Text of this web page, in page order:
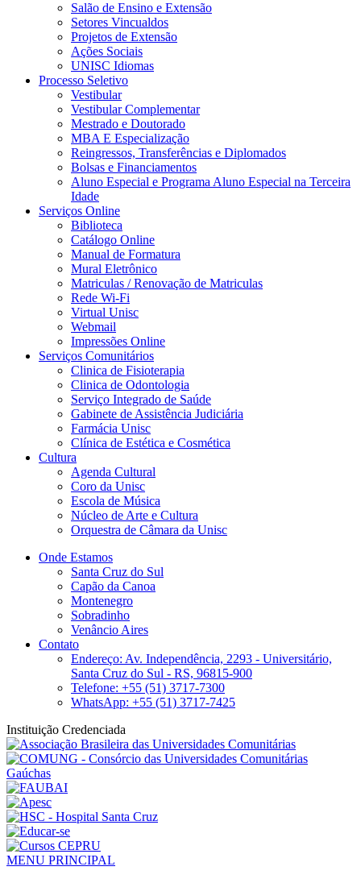
Salão de Ensino e Extensão
Setores Vincualdos
Projetos de Extensão
Ações Sociais
UNISC Idiomas
Processo Seletivo
Vestibular
Vestibular Complementar
Mestrado e Doutorado
MBA E Especialização
Reingressos, Transferências e Diplomados
Bolsas e Financiamentos
Aluno Especial e Programa Aluno Especial na Terceira
Idade
Serviços Online
Biblioteca
Catálogo Online
Manual de Formatura
Mural Eletrônico
Matriculas / Renovação de Matriculas
Rede Wi-Fi
Virtual Unisc
Webmail
Impressões Online
Serviços Comunitários
Clinica de Fisioterapia
Clinica de Odontologia
Serviço Integrado de Saúde
Gabinete de Assistência Judiciária
Farmácia Unisc
Clínica de Estética e Cosmética
Cultura
Agenda Cultural
Coro da Unisc
Escola de Música
Núcleo de Arte e Cultura
Orquestra de Câmara da Unisc
Onde Estamos
Santa Cruz do Sul
Capão da Canoa
Montenegro
Sobradinho
Venâncio Aires
Contato
Endereço: Av. Independência, 2293 - Universitário,
Santa Cruz do Sul - RS, 96815-900
Telefone: +55 (51) 3717-7300
WhatsApp: +55 (51) 3717-7425
Instituição Credenciada
MENU PRINCIPAL